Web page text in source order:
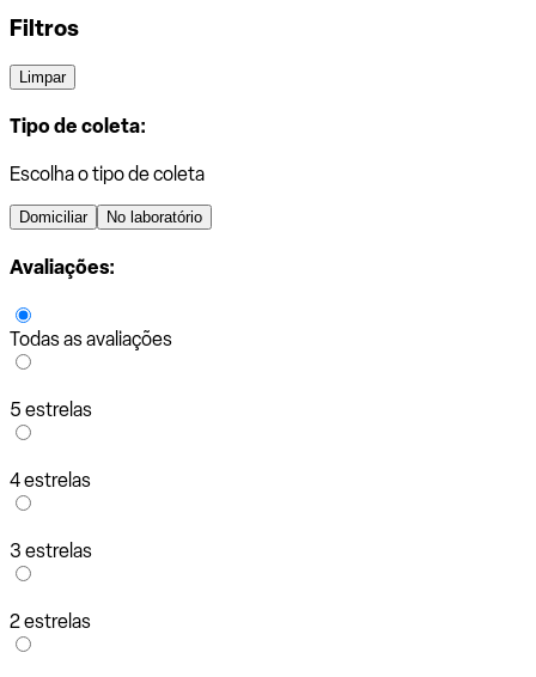
Filtros
Limpar
Tipo de coleta:
Escolha o tipo de coleta
Domiciliar No laboratório
Avaliações:
Todas as avaliações
5 estrelas
4 estrelas
3 estrelas
2 estrelas